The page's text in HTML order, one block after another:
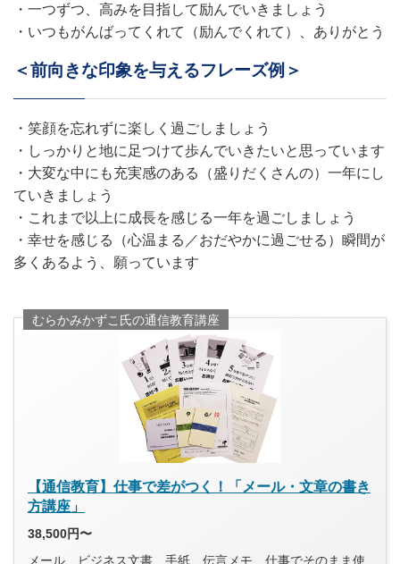
・一つずつ、高みを目指して励んでいきましょう
・いつもがんばってくれて（励んでくれて）、ありがとう
＜前向きな印象を与えるフレーズ例＞
・笑顔を忘れずに楽しく過ごしましょう
・しっかりと地に足つけて歩んでいきたいと思っています
・大変な中にも充実感のある（盛りだくさんの）一年にし
ていきましょう
・これまで以上に成長を感じる一年を過ごしましょう
・幸せを感じる（心温まる／おだやかに過ごせる）瞬間が
多くあるよう、願っています
むらかみかずこ氏の通信教育講座
【通信教育】仕事で差がつく！「メール・文章の書き
方講座」
38,500円〜
メール、ビジネス文書、手紙、伝言メモ…仕事でそのまま使